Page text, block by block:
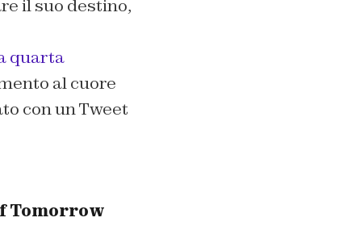
il suo destino,
quarta
al cuore
con un Tweet
Tomorrow